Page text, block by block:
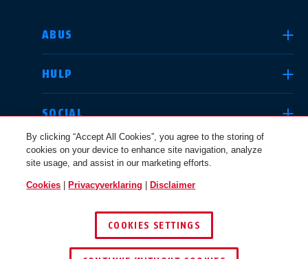
ABUS
HULP
SOCIAL
JURIDISCHE KWESTIES
© 2026 ABUS
LAND SELECTEREN
Deutschland
Canada
Österreich
By clicking “Accept All Cookies”, you agree to the storing of
cookies on your device to enhance site navigation, analyze
site usage, and assist in our marketing efforts.
Cookies Privacyverklaring Disclaimer
COOKIES SETTINGS